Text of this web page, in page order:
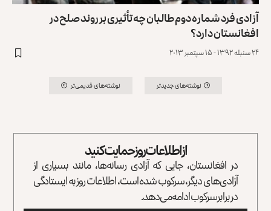
آزادی فرد شماره دوم طالبان چه تأثیری بر روند صلح در
افغانستان دارد؟
۲۴ سنبله ۱۳۹۲ - ۱۵ سپتمبر ۲۰۱۳
نوشته‌های جدیدتر نوشته‌های قدیمی‌تر
از اطلاعات روز حمایت کنید
در افغانستان، جایی که آزادی رسانه‌ها، مانند بسیاری از
آزادی‌های دیگر، سرکوب شده است، اطلاعات روز به ایستادگی
در برابر سرکوب ادامه می‌دهد.